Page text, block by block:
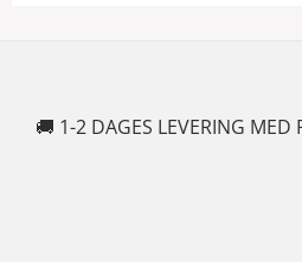
🚚 1-2 DAGES LEVERING MED